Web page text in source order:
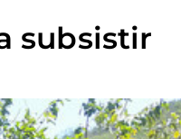
subsistir